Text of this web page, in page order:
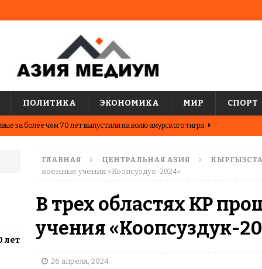
ПОЛИТИКА ЭКОНОМИКА МИР СПОРТ
за более чем 70 лет выпустили на волю амурского тигра
шахматисты победили сборную мира на международном
показывают последние исследования о популярных
города Казахстана. Где жить выгоднее?
ГЛАВНАЯ ЦЕНТРАЛЬНАЯ АЗИЯ
военные учения «Коопсуздук-2024»
В трех областях КР
учения «Коопсуздук-
26 апреля, 2024
лет